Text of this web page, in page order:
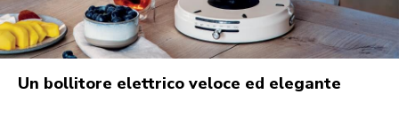
Un bollitore elettrico veloce ed elegante